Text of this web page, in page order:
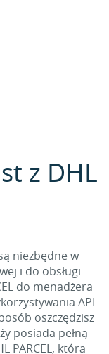
z DHL
niezbędne w
i do obsługi
do menadżera
API
oszczędzisz
posiada pełną
PARCEL, która